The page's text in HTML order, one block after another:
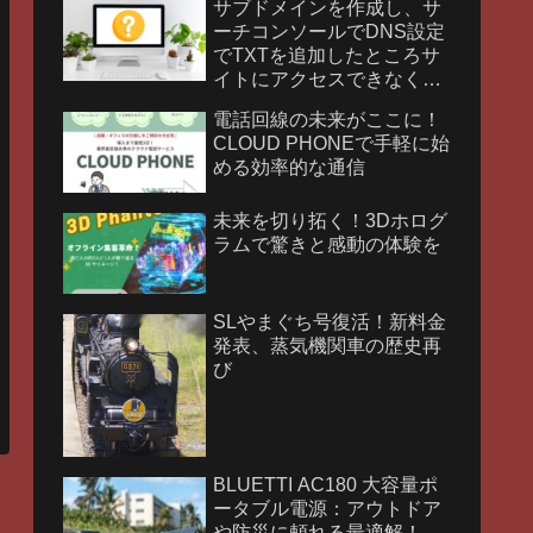
サブドメインを作成し、サ
ーチコンソールでDNS設定
でTXTを追加したところサ
イトにアクセスできなくな
電話回線の未来がここに！
CLOUD PHONEで手軽に始
める効率的な通信
未来を切り拓く！3Dホログ
ラムで驚きと感動の体験を
SLやまぐち号復活！新料金
発表、蒸気機関車の歴史再
び
BLUETTI AC180 大容量ポ
ータブル電源：アウトドア